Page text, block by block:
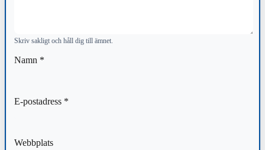
Skriv sakligt och håll dig till ämnet.
Namn *
E-postadress *
Webbplats